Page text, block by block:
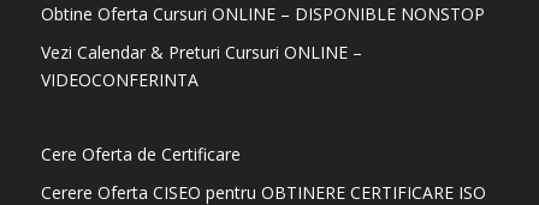
Obtine Oferta Cursuri ONLINE – DISPONIBLE NONSTOP
Vezi Calendar & Preturi Cursuri ONLINE –
VIDEOCONFERINTA
Cere Oferta de Certificare
Cerere Oferta CISEO pentru OBTINERE CERTIFICARE ISO